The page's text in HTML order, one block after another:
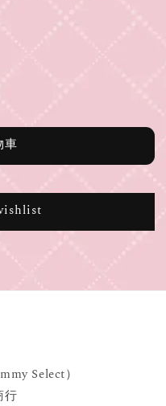
車
Select）
行